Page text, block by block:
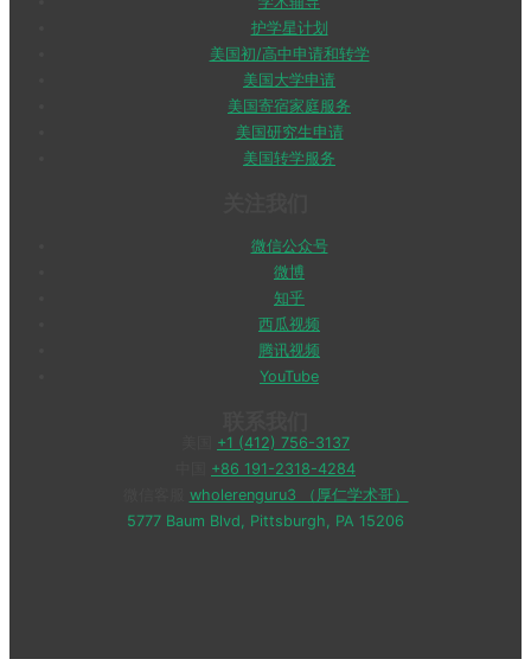
护学星计划
美国初/高中申请和转学
美国大学申请
美国寄宿家庭服务
美国研究生申请
美国转学服务
微信公众号
微博
知乎
西瓜视频
腾讯视频
YouTube
+1 (412) 756-3137
+86 191-2318-4284
wholerenguru3 （厚仁学术哥）
5777 Baum Blvd, Pittsburgh, PA 15206